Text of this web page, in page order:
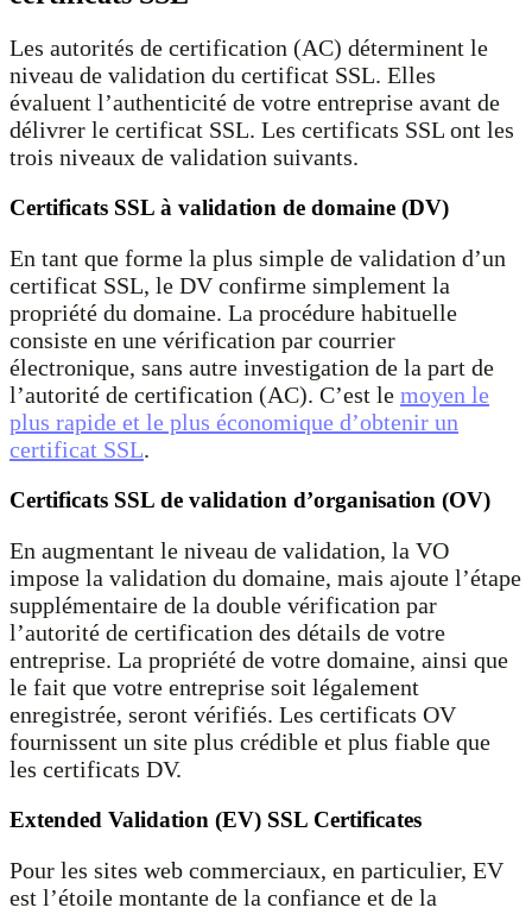
Les autorités de certification (AC) déterminent le
niveau de validation du certificat SSL. Elles
évaluent l’authenticité de votre entreprise avant de
délivrer le certificat SSL. Les certificats SSL ont les
trois niveaux de validation suivants.
Certificats SSL à validation de domaine (DV)
En tant que forme la plus simple de validation d’un
certificat SSL, le DV confirme simplement la
propriété du domaine. La procédure habituelle
consiste en une vérification par courrier
électronique, sans autre investigation de la part de
l’autorité de certification (AC). C’est le moyen le
plus rapide et le plus économique d’obtenir un
certificat SSL.
Certificats SSL de validation d’organisation (OV)
En augmentant le niveau de validation, la VO
impose la validation du domaine, mais ajoute l’étape
supplémentaire de la double vérification par
l’autorité de certification des détails de votre
entreprise. La propriété de votre domaine, ainsi que
le fait que votre entreprise soit légalement
enregistrée, seront vérifiés. Les certificats OV
fournissent un site plus crédible et plus fiable que
les certificats DV.
Extended Validation (EV) SSL Certificates
Pour les sites web commerciaux, en particulier, EV
est l’étoile montante de la confiance et de la